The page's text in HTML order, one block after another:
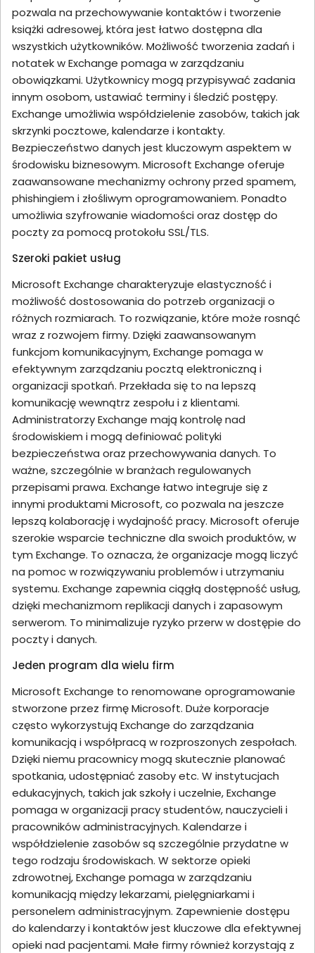
pozwala na przechowywanie kontaktów i tworzenie
książki adresowej, która jest łatwo dostępna dla
wszystkich użytkowników. Możliwość tworzenia zadań i
notatek w Exchange pomaga w zarządzaniu
obowiązkami. Użytkownicy mogą przypisywać zadania
innym osobom, ustawiać terminy i śledzić postępy.
Exchange umożliwia współdzielenie zasobów, takich jak
skrzynki pocztowe, kalendarze i kontakty.
Bezpieczeństwo danych jest kluczowym aspektem w
środowisku biznesowym. Microsoft Exchange oferuje
zaawansowane mechanizmy ochrony przed spamem,
phishingiem i złośliwym oprogramowaniem. Ponadto
umożliwia szyfrowanie wiadomości oraz dostęp do
poczty za pomocą protokołu SSL/TLS.
Szeroki pakiet usług
Microsoft Exchange charakteryzuje elastyczność i
możliwość dostosowania do potrzeb organizacji o
różnych rozmiarach. To rozwiązanie, które może rosnąć
wraz z rozwojem firmy. Dzięki zaawansowanym
funkcjom komunikacyjnym, Exchange pomaga w
efektywnym zarządzaniu pocztą elektroniczną i
organizacji spotkań. Przekłada się to na lepszą
komunikację wewnątrz zespołu i z klientami.
Administratorzy Exchange mają kontrolę nad
środowiskiem i mogą definiować polityki
bezpieczeństwa oraz przechowywania danych. To
ważne, szczególnie w branżach regulowanych
przepisami prawa. Exchange łatwo integruje się z
innymi produktami Microsoft, co pozwala na jeszcze
lepszą kolaborację i wydajność pracy. Microsoft oferuje
szerokie wsparcie techniczne dla swoich produktów, w
tym Exchange. To oznacza, że organizacje mogą liczyć
na pomoc w rozwiązywaniu problemów i utrzymaniu
systemu. Exchange zapewnia ciągłą dostępność usług,
dzięki mechanizmom replikacji danych i zapasowym
serwerom. To minimalizuje ryzyko przerw w dostępie do
poczty i danych.
Jeden program dla wielu firm
Microsoft Exchange to renomowane oprogramowanie
stworzone przez firmę Microsoft. Duże korporacje
często wykorzystują Exchange do zarządzania
komunikacją i współpracą w rozproszonych zespołach.
Dzięki niemu pracownicy mogą skutecznie planować
spotkania, udostępniać zasoby etc. W instytucjach
edukacyjnych, takich jak szkoły i uczelnie, Exchange
pomaga w organizacji pracy studentów, nauczycieli i
pracowników administracyjnych. Kalendarze i
współdzielenie zasobów są szczególnie przydatne w
tego rodzaju środowiskach. W sektorze opieki
zdrowotnej, Exchange pomaga w zarządzaniu
komunikacją między lekarzami, pielęgniarkami i
personelem administracyjnym. Zapewnienie dostępu
do kalendarzy i kontaktów jest kluczowe dla efektywnej
opieki nad pacjentami. Małe firmy również korzystają z